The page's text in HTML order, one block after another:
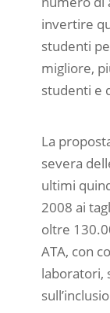
invertire
studenti
migliore,
studenti e
La
severa
ultimi
2008 ai
oltre
ATA, con
laboratori,